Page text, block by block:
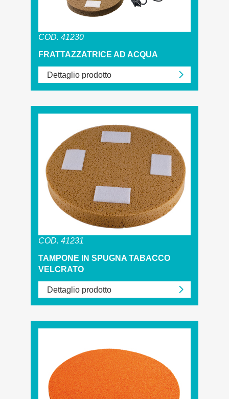
COD. 41230
FRATTAZZATRICE AD ACQUA
Dettaglio prodotto
COD. 41231
TAMPONE IN SPUGNA TABACCO
VELCRATO
Dettaglio prodotto